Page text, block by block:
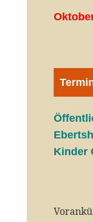
Kinder